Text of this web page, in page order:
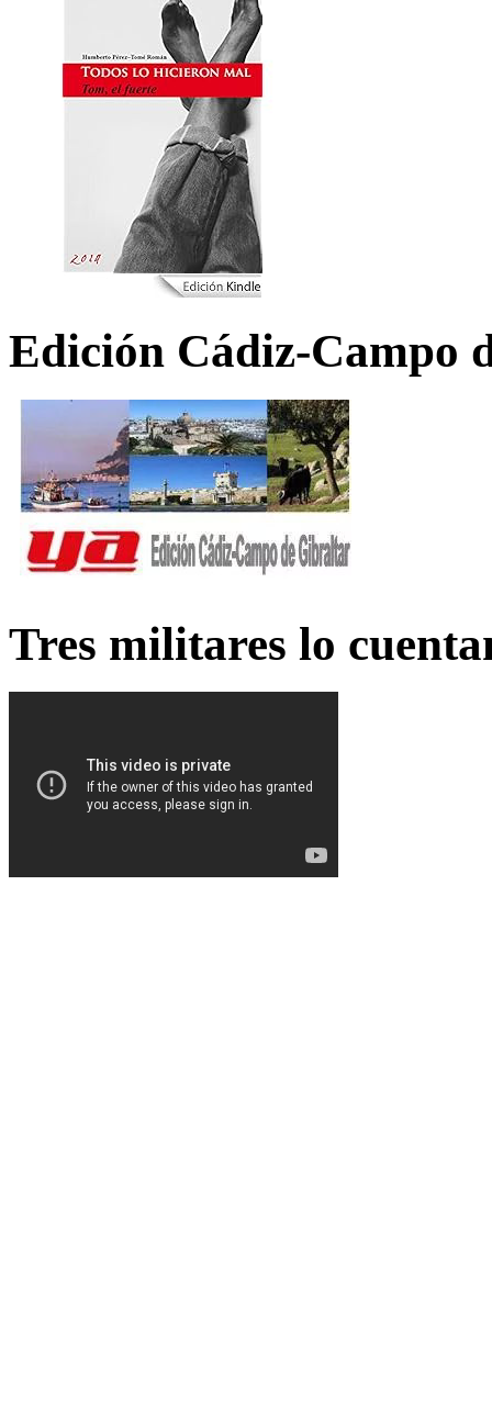
Edición Cádiz-Campo
Tres militares lo